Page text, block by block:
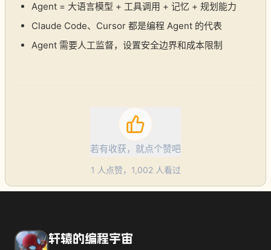
Agent = 大语言模型 + 工具调用 + 记忆 + 规划能力
Claude Code、Cursor 都是编程 Agent 的代表
Agent 需要人工监督，设置安全边界和成本限制
若有收获，就点个赞吧
1 人点赞， 1,002人看过
轩辕的编程宇宙